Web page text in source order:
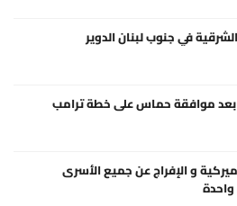
في جنوب لبنان الدوير
بعد موافقة حماس على خطة ترامب
و الإفراج عن جميع الأسرى
واحدة